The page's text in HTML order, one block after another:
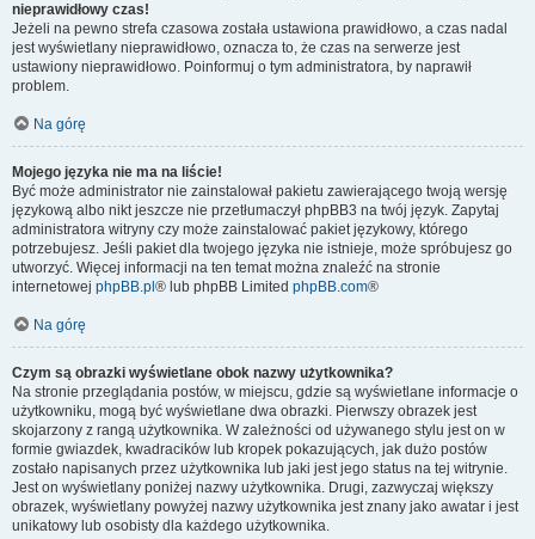
nieprawidłowy czas!
Jeżeli na pewno strefa czasowa została ustawiona prawidłowo, a czas nadal
jest wyświetlany nieprawidłowo, oznacza to, że czas na serwerze jest
ustawiony nieprawidłowo. Poinformuj o tym administratora, by naprawił
problem.
Na górę
Mojego języka nie ma na liście!
Być może administrator nie zainstalował pakietu zawierającego twoją wersję
językową albo nikt jeszcze nie przetłumaczył phpBB3 na twój język. Zapytaj
administratora witryny czy może zainstalować pakiet językowy, którego
potrzebujesz. Jeśli pakiet dla twojego języka nie istnieje, może spróbujesz go
utworzyć. Więcej informacji na ten temat można znaleźć na stronie
internetowej phpBB.pl ® lub phpBB Limited phpBB.com®
Na górę
Czym są obrazki wyświetlane obok nazwy użytkownika?
Na stronie przeglądania postów, w miejscu, gdzie są wyświetlane informacje o
użytkowniku, mogą być wyświetlane dwa obrazki. Pierwszy obrazek jest
skojarzony z rangą użytkownika. W zależności od używanego stylu jest on w
formie gwiazdek, kwadracików lub kropek pokazujących, jak dużo postów
zostało napisanych przez użytkownika lub jaki jest jego status na tej witrynie.
Jest on wyświetlany poniżej nazwy użytkownika. Drugi, zazwyczaj większy
obrazek, wyświetlany powyżej nazwy użytkownika jest znany jako awatar i jest
unikatowy lub osobisty dla każdego użytkownika.